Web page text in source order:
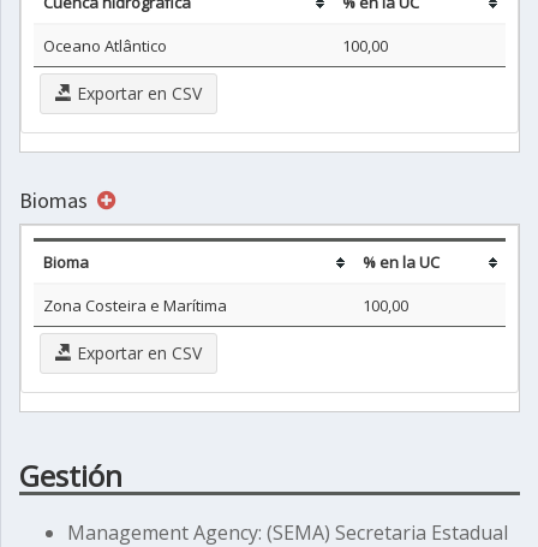
Oceano Atlântico
100,00
Exportar en CSV
Biomas
Bioma
% en la UC
Zona Costeira e Marítima
100,00
Exportar en CSV
Gestión
Management Agency: (SEMA) Secretaria Estadual